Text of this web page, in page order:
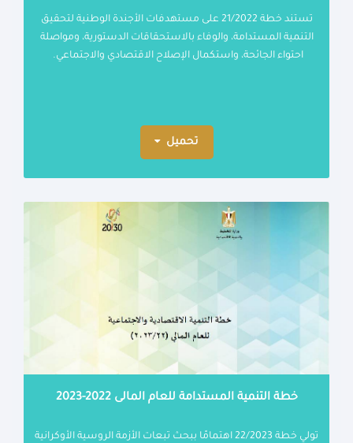
تستند خطة 21/2022 على مستهدفات الأجندة الوطنية لتحقيق
التنمية المستدامة، والوفاء بالاستحقاقات الدستورية، ومواصلة
احتواء الجائحة، واستكمال الإصلاح الاقتصادي والاجتماعي.
تحميل
خطة التنمية المستدامة للعام المالى 2022-2023
تولي خطة 22/2023 اهتمامًا ببحث تبعات الأزمة الروسية الأوكرانية